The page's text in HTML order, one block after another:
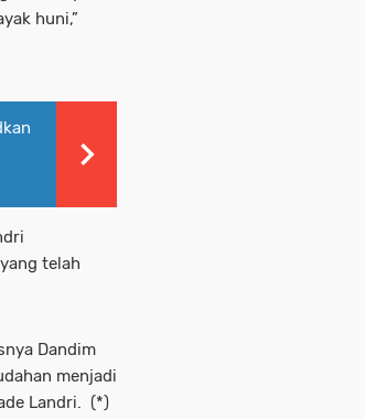
huni,”
telah
Dandim
menjadi
Landri. (*)